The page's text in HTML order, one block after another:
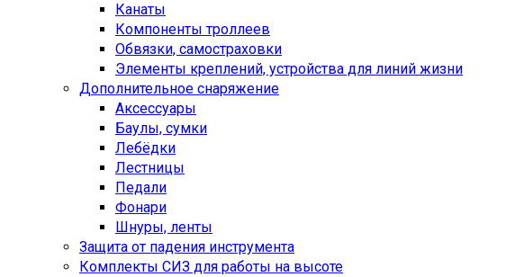
Канаты
Компоненты троллеев
Обвязки, самостраховки
Элементы креплений, устройства для линий жизни
Дополнительное снаряжение
Аксессуары
Баулы, сумки
Лебёдки
Лестницы
Педали
Фонари
Шнуры, ленты
Защита от падения инструмента
Комплекты СИЗ для работы на высоте